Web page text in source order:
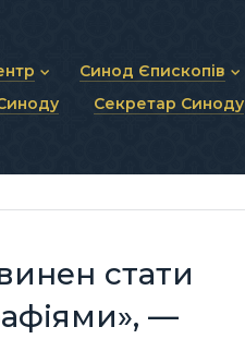
анонси
Синод Єпископів
Статут Синоду
Синодальні органи
Секретар Синоду
стати
—